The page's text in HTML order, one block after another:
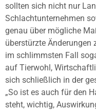
sollten sich nicht nur
Schlachtunternehmen
genau über mögliche
überstürzte
im schlimmsten Fall
auf Tierwohl,
sich schließlich in der
„So ist es auch für den
steht, wichtig,